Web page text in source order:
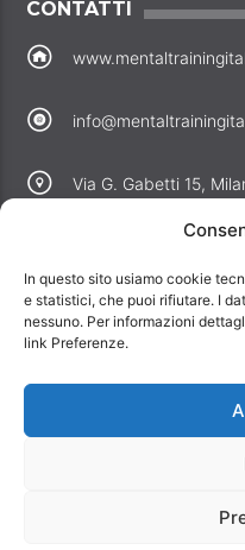
In questo sito usiamo cookie
e statistici, che puoi rifiutare. I
nessuno. Per informazioni
link Preferenze.
CONTATTI
Via G. Gabetti 15,
Perché noi
Offerte
Informativa privacy
Informativa cookie